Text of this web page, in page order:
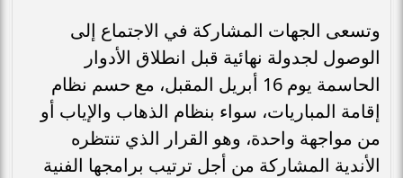
وتسعى الجهات المشاركة في الاجتماع إلى
الوصول لجدولة نهائية قبل انطلاق الأدوار
الحاسمة يوم 16 أبريل المقبل، مع حسم نظام
إقامة المباريات، سواء بنظام الذهاب والإياب أو
من مواجهة واحدة، وهو القرار الذي تنتظره
الأندية المشاركة من أجل ترتيب برامجها الفنية